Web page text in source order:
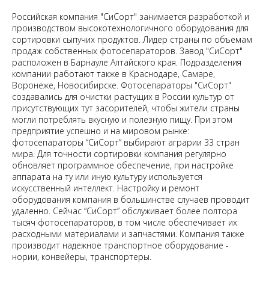
Российская компания "СиСорт" занимается разработкой и
производством высокотехнологичного оборудования для
сортировки сыпучих продуктов. Лидер страны по объемам
продаж собственных фотосепараторов. Завод "СиСорт"
расположен в Барнауле Алтайского края. Подразделения
компании работают также в Краснодаре, Самаре,
Воронеже, Новосибирске. Фотосепараторы "СиСорт"
создавались для очистки растущих в России культур от
присутствующих тут засорителей, чтобы жители страны
могли потреблять вкусную и полезную пищу. При этом
предприятие успешно и на мировом рынке:
фотосепараторы “СиСорт” выбирают аграрии 33 стран
мира. Для точности сортировки компания регулярно
обновляет программное обеспечение, при настройке
аппарата на ту или иную культуру используется
искусственный интеллект. Настройку и ремонт
оборудования компания в большинстве случаев проводит
удаленно. Сейчас “СиСорт” обслуживает более полтора
тысяч фотосепараторов, в том числе обеспечивает их
расходными материалами и запчастями. Компания также
производит надежное транспортное оборудование -
нории, конвейеры, транспортеры.